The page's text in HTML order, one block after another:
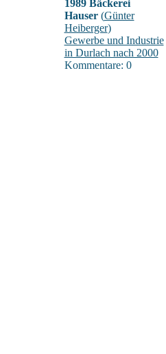
1989 Bäckerei
Hauser(Günter
Heiberger)
Gewerbe und Industrie
in Durlach nach 2000
Kommentare: 0